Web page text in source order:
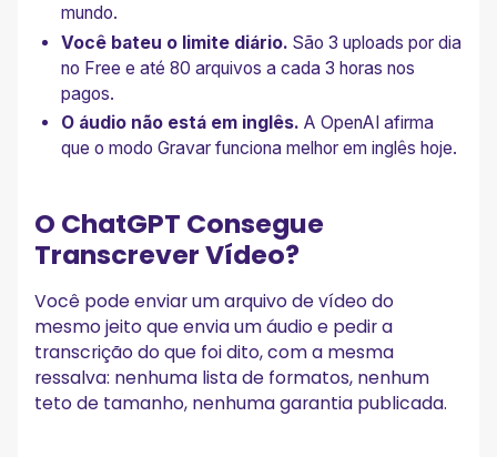
mundo.
Você bateu o limite diário. São 3 uploads por dia
no Free e até 80 arquivos a cada 3 horas nos
pagos.
O áudio não está em inglês. A OpenAI afirma
que o modo Gravar funciona melhor em inglês hoje.
O ChatGPT Consegue
Transcrever Vídeo?
Você pode enviar um arquivo de vídeo do
mesmo jeito que envia um áudio e pedir a
transcrição do que foi dito, com a mesma
ressalva: nenhuma lista de formatos, nenhum
teto de tamanho, nenhuma garantia publicada.